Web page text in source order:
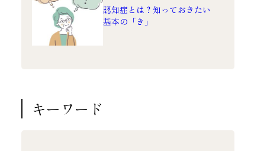
認知症とは？知っておきたい
基本の「き」
キーワード